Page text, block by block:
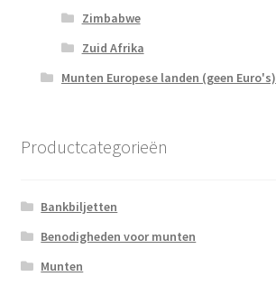
Zimbabwe
Zuid Afrika
Munten Europese landen (geen Euro's)
Productcategorieën
Bankbiljetten
Benodigheden voor munten
Munten